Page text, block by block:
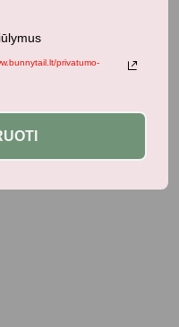
kurioje rasite
vaikams!
privatumo-